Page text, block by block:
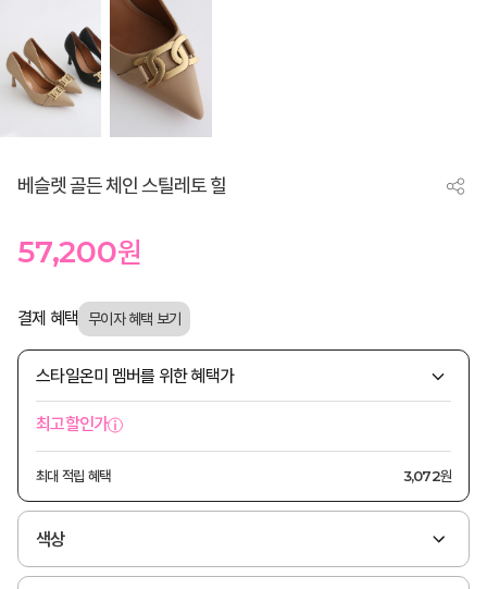
베슬렛 골든 체인 스틸레토 힐
57,200원
결제 혜택
스타일온미 멤버를 위한 혜택가
최고할인가
최대 적립 혜택 3,072원
색상